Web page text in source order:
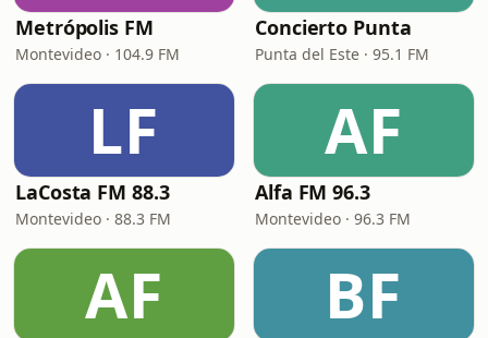
Metrópolis FM
Montevideo · 104.9 FM
Concierto Punta
Punta del Este · 95.1 FM
LF
LaCosta FM 88.3
Montevideo · 88.3 FM
AF
Alfa FM 96.3
Montevideo · 96.3 FM
AF BF